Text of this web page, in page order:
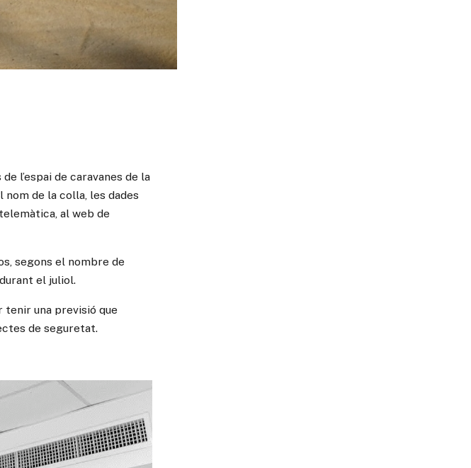
l’espai de caravanes de la
nom de la colla, les dades
al web de
segons el nombre de
el juliol.
tenir una previsió que
de seguretat.